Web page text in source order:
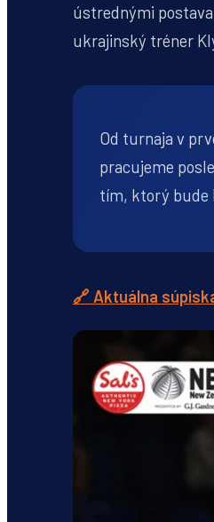
ústrednými
ukrajinský tréner
Od turnaja v
pracujeme
tím, ktorý bude
🔗 Aktuálna